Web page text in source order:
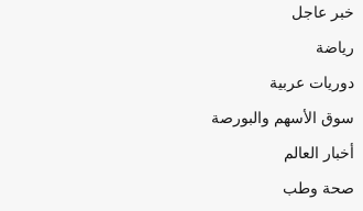
خبر عاجل
رياضة
دوريات عربية
سوق الأسهم والبورصة
أخبار العالم
صحة وطب